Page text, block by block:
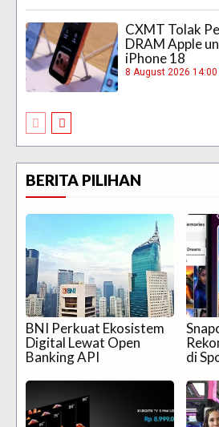
CXMT Tolak
DRAM Apple
iPhone 18
8 August 2026 14:00
BERITA PILIHAN
BNI Perkuat Ekosistem
Digital Lewat Open
Banking API
di